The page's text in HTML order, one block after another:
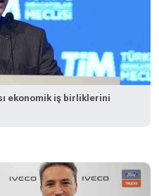
ekonomik iş birliklerini